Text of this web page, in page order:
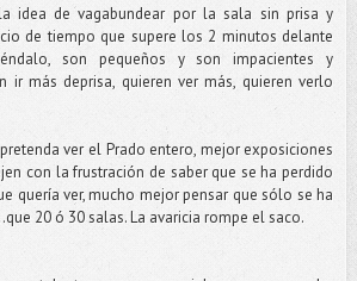
idea de vagabundear por la sala sin prisa y
de tiempo que supere los 2 minutos delante
son pequeños y son impacientes y
ir más deprisa, quieren ver más, quieren verlo
ver el Prado entero, mejor exposiciones
con la frustración de saber que se ha perdido
quería ver, mucho mejor pensar que sólo se ha
20 ó 30 salas. La avaricia rompe el saco.